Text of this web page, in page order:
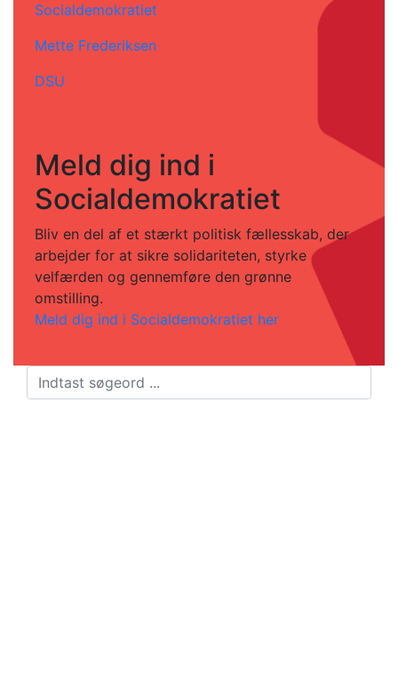
Socialdemokratiet
Mette Frederiksen
DSU
Meld dig ind i
Socialdemokratiet
Bliv en del af et stærkt politisk fællesskab, der
arbejder for at sikre solidariteten, styrke
velfærden og gennemføre den grønne
omstilling.
Meld dig ind i Socialdemokratiet her